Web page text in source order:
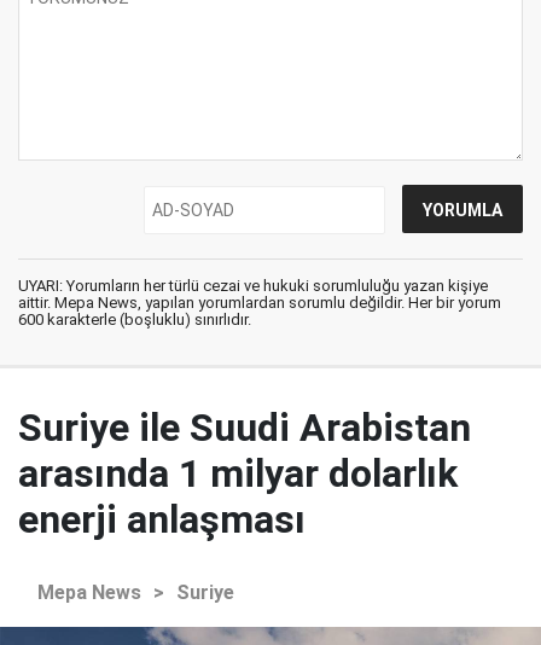
UYARI: Yorumların her türlü cezai ve hukuki sorumluluğu yazan kişiye
aittir. Mepa News, yapılan yorumlardan sorumlu değildir. Her bir yorum
600 karakterle (boşluklu) sınırlıdır.
Suriye ile Suudi Arabistan
arasında 1 milyar dolarlık
enerji anlaşması
Mepa News > Suriye